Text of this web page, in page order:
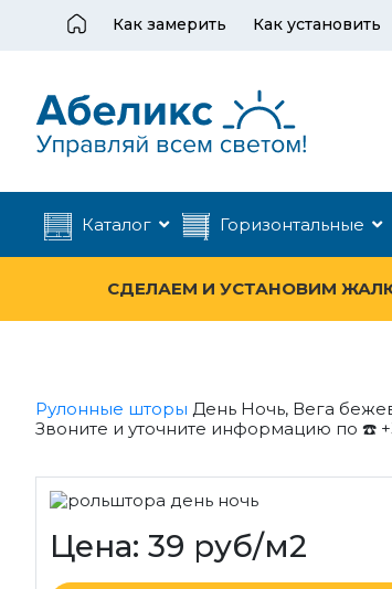
Как замерить Как установить
Каталог Горизонтальные
СДЕЛАЕМ И УСТАНОВИМ
Рулонные шторы День Ночь, Вега
Звоните и уточните информацию по ☎️
Цена: 39 руб/м2